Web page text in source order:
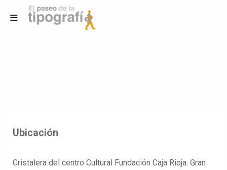
Ubicación
Cristalera del centro Cultural Fundación Caja Rioja. Gran